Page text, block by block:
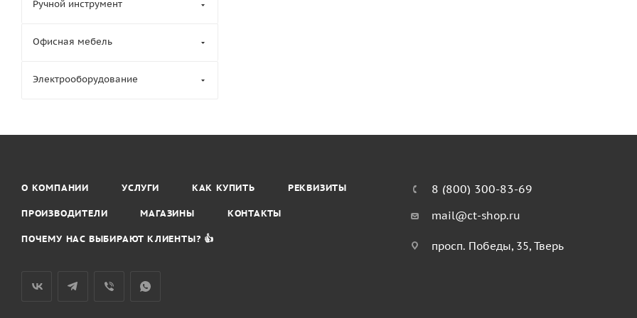
Ручной инструмент
Офисная мебель
Электрооборудование
О КОМПАНИИ УСЛУГИ КАК КУПИТЬ РЕКВИЗИТЫ
ПРОИЗВОДИТЕЛИ МАГАЗИНЫ КОНТАКТЫ
ПОЧЕМУ НАС ВЫБИРАЮТ КЛИЕНТЫ? 👍
8 (800) 300-83-69
mail@ct-shop.ru
просп. Победы, 35, Тверь